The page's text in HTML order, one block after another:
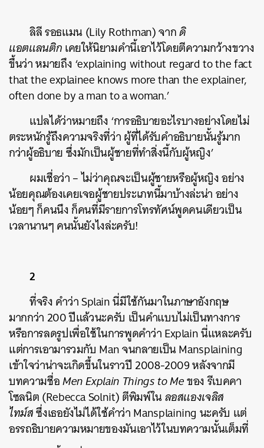
ลิลี รอธแมน (Lily Rothman) จากดิ
แอตแลนติกเคยให้นิยามคำนี้เอาไว้โดยตีความกว้างขวาง
ขึ้นว่า หมายถึง ‘explaining without regard to the fact
that the explainee knows more than the explainer,
often done by a man to a woman.’
แปลได้ว่าหมายถึง ‘การอธิบายอะไรบางอย่างโดยไม่
ตระหนักรู้ถึงความจริงที่ว่า ผู้ที่ได้รับคำอธิบายนั้นรู้มาก
กว่าผู้อธิบาย ซึ่งมักเป็นผู้ชายที่ทำสิ่งนี้กับผู้หญิง’
ผมเชื่อว่า – ไม่ว่าคุณจะเป็นผู้ชายหรือผู้หญิง อย่าง
น้อยคุณต้องเคยเจอผู้ชายประเภทนี้มาบ้างล่ะน่า อย่าง
น้อยๆ ก็คนนึง ก็คนที่มีรายการโทรทัศน์พูดคนเดียวเป็น
เวลานานๆ คนนั้นยังไงล่ะครับ!
2
ที่จริง คำว่า Splain นี่มีใช้กันมาในภาษาอังกฤษ
มากกว่า 200 ปีแล้วนะครับ เป็นคำแบบไม่เป็นทางการ
หรือการลดรูปเพื่อใช้ในการพูดคำว่า Explain นี่แหละครับ
แต่การเอามารวมกับ Man จนกลายเป็น Mansplaining
เข้าใจว่าน่าจะเกิดขึ้นในราวปี 2008-2009 หลังจากมี
บทความชื่อMen Explain Things to Meของ รีเบคคา
โซลนิต (Rebecca Solnit) ตีพิมพ์ในลอสแองเจลิส
ไทม์สซึ่งเธอยังไม่ได้ใช้คำว่า Mansplaining นะครับ แต่
อรรถธิบายความหมายของมันเอาไว้ในบทความนั้นเต็มที่